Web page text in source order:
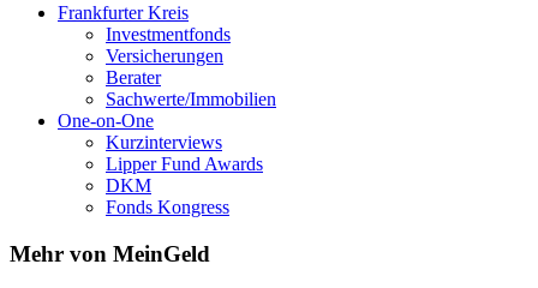
Frankfurter Kreis
Investmentfonds
Versicherungen
Berater
Sachwerte/Immobilien
One-on-One
Kurzinterviews
Lipper Fund Awards
DKM
Fonds Kongress
Mehr von MeinGeld